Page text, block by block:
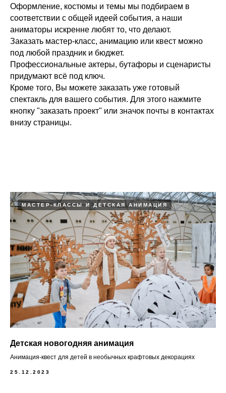
Оформление, костюмы и темы мы подбираем в
соответствии с общей идеей события, а наши
аниматоры искренне любят то, что делают.
Заказать мастер-класс, анимацию или квест можно
под любой праздник и бюджет.
Профессиональные актеры, бутафоры и сценаристы
придумают всё под ключ.
Кроме того, Вы можете заказать уже готовый
спектакль для вашего события. Для этого нажмите
кнопку "заказать проект" или значок почты в контактах
внизу страницы.
МАСТЕР-КЛАССЫ И ДЕТСКАЯ АНИМАЦИЯ
Детская новогодняя анимация
Анимация-квест для детей в необычных крафтовых декорациях
25.12.2023